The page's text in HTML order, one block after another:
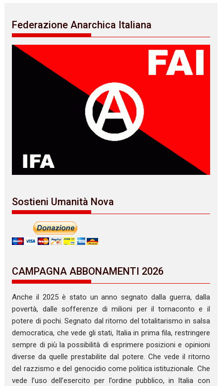
Federazione Anarchica Italiana
Sostieni Umanità Nova
CAMPAGNA ABBONAMENTI 2026
Anche il 2025 è stato un anno segnato dalla guerra, dalla
povertà, dalle sofferenze di milioni per il tornaconto e il
potere di pochi. Segnato dal ritorno del totalitarismo in salsa
democratica, che vede gli stati, Italia in prima fila, restringere
sempre di più la possibilità di esprimere posizioni e opinioni
diverse da quelle prestabilite dal potere. Che vede il ritorno
del razzismo e del genocidio come politica istituzionale. Che
vede l’uso dell’esercito per l’ordine pubblico, in Italia con